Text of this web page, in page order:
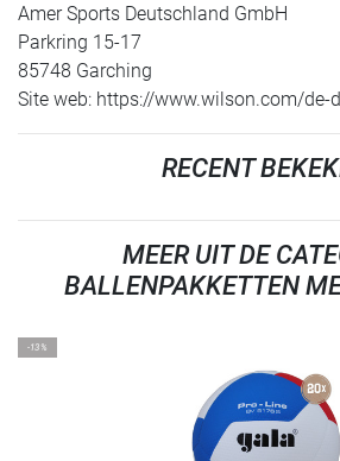
Amer Sports Deutschland GmbH
Parkring 15-17
85748 Garching
Site web: https://www.wilson.com/de-
RECENT
MEER UIT DE
BALLENPAKKETTEN
-13%